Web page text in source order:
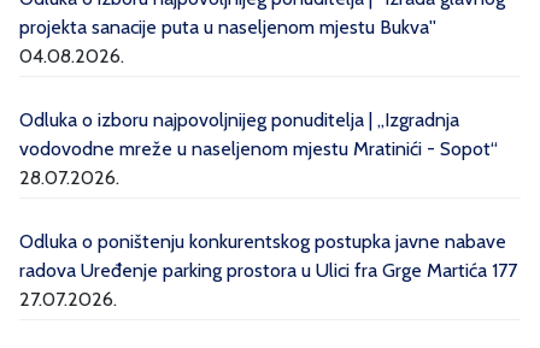
projekta sanacije puta u naseljenom mjestu Bukva''
04.08.2026.
Odluka o izboru najpovoljnijeg ponuditelja | „Izgradnja
vodovodne mreže u naseljenom mjestu Mratinići - Sopot“
28.07.2026.
Odluka o poništenju konkurentskog postupka javne nabave
radova Uređenje parking prostora u Ulici fra Grge Martića 177
27.07.2026.